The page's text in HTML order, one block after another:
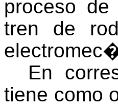
proceso
tren de
En
tiene como